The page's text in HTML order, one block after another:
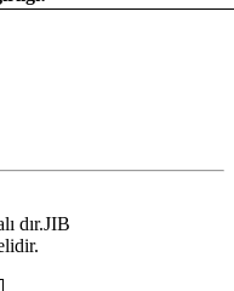
dır.JIB